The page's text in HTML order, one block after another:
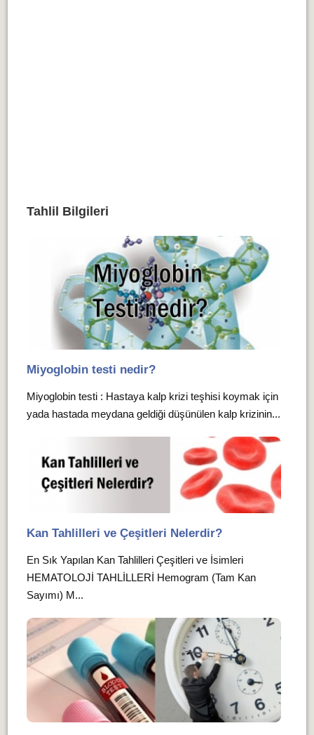
Tahlil Bilgileri
Miyoglobin testi nedir?
Miyoglobin testi : Hastaya kalp krizi teşhisi koymak için
yada hastada meydana geldiği düşünülen kalp krizinin...
Kan Tahlilleri ve Çeşitleri Nelerdir?
En Sık Yapılan Kan Tahlilleri Çeşitleri ve İsimleri
HEMATOLOJİ TAHLİLLERİ Hemogram (Tam Kan
Sayımı) M...